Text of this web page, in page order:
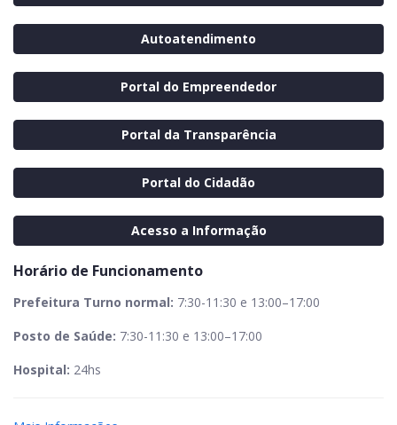
Autoatendimento
Portal do Empreendedor
Portal da Transparência
Portal do Cidadão
Acesso a Informação
Horário de Funcionamento
Prefeitura Turno normal: 7:30-11:30 e 13:00–17:00
Posto de Saúde: 7:30-11:30 e 13:00–17:00
Hospital: 24hs